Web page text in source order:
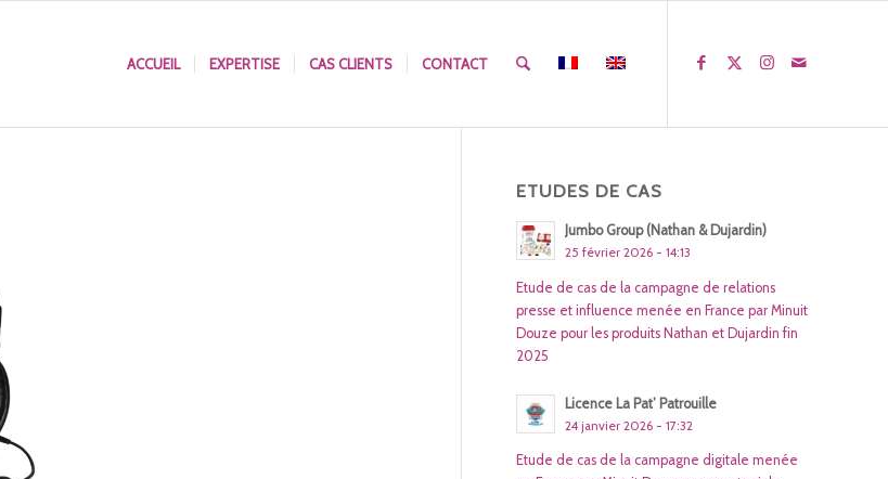
ACCUEIL EXPERTISE CAS CLIENTS CONTACT
ETUDES DE CAS
Jumbo Group (Nathan & Dujardin)
25 février 2026 - 14:13
Etude de cas de la campagne de relations
presse et influence menée en France par Minuit
Douze pour les produits Nathan et Dujardin fin
2025
Licence La Pat’ Patrouille
24 janvier 2026 - 17:32
Etude de cas de la campagne digitale menée